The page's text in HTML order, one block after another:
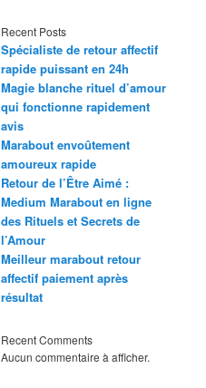
Recent Posts
Spécialiste de retour affectif
rapide puissant en 24h
Magie blanche rituel d’amour
qui fonctionne rapidement
avis
Marabout envoûtement
amoureux rapide
Retour de l’Être Aimé :
Medium Marabout en ligne
des Rituels et Secrets de
l’Amour
Meilleur marabout retour
affectif paiement après
résultat
Recent Comments
Aucun commentaire à afficher.